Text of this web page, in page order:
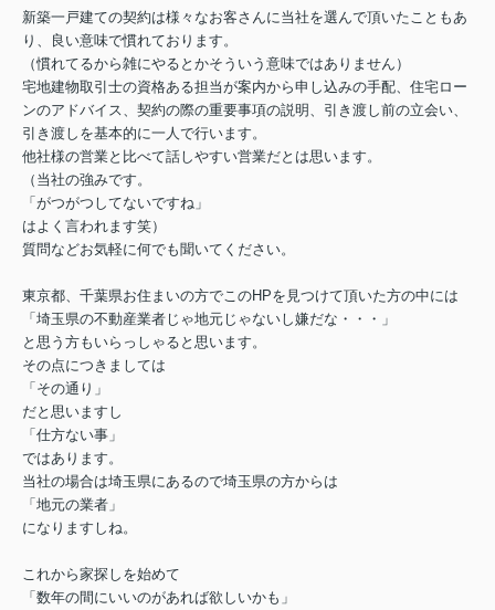
新築一戸建ての契約は様々なお客さんに当社を選んで頂いたこともあ
り、良い意味で慣れております。
（慣れてるから雑にやるとかそういう意味ではありません）
宅地建物取引士の資格ある担当が案内から申し込みの手配、住宅ロー
ンのアドバイス、契約の際の重要事項の説明、引き渡し前の立会い、
引き渡しを基本的に一人で行います。
他社様の営業と比べて話しやすい営業だとは思います。
（当社の強みです。
「がつがつしてないですね」
はよく言われます笑）
質問などお気軽に何でも聞いてください。
東京都、千葉県お住まいの方でこのHPを見つけて頂いた方の中には
「埼玉県の不動産業者じゃ地元じゃないし嫌だな・・・」
と思う方もいらっしゃると思います。
その点につきましては
「その通り」
だと思いますし
「仕方ない事」
ではあります。
当社の場合は埼玉県にあるので埼玉県の方からは
「地元の業者」
になりますしね。
これから家探しを始めて
「数年の間にいいのがあれば欲しいかも」